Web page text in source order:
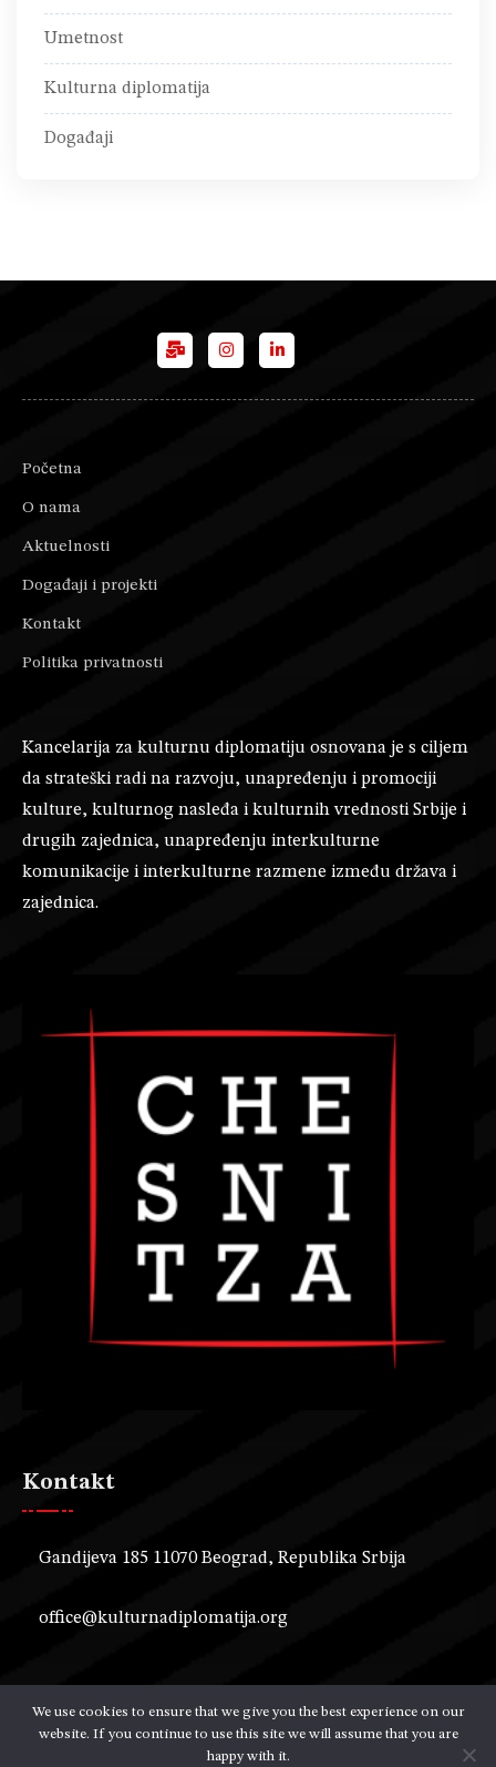
Umetnost
Kulturna diplomatija
Događaji
Početna
O nama
Aktuelnosti
Događaji i projekti
Kontakt
Politika privatnosti
Kancelarija za kulturnu diplomatiju osnovana je s ciljem
da strateški radi na razvoju, unapređenju i promociji
kulture, kulturnog nasleđa i kulturnih vrednosti Srbije i
drugih zajednica, unapređenju interkulturne
komunikacije i interkulturne razmene između država i
zajednica.
Kontakt
Gandijeva 185 11070 Beograd, Republika Srbija
office@kulturnadiplomatija.org
Copyright © 2024 Kancelarija za kulturnu diplomatiju. Sva
We use cookies to ensure that we give you the best experience on our
website. If you continue to use this site we will assume that you are
happy with it.